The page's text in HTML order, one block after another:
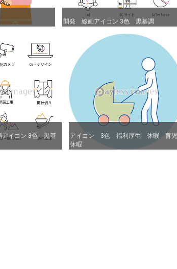
開発 線画アイコン 3色 黒基調
開発 線画アイコン 3色 黒基調
アイコン 3色 黒基
アイコン 3色 黒基
アイコン 3色 福利厚生 休暇 育児
休暇
アイコン 3色 福利厚生 休暇 育児
休暇